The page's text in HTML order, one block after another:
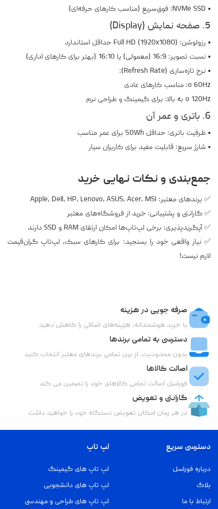
• NVMe SSD: فوق‌سریع (مناسب کارهای حرفه‌ای)
5. صفحه نمایش (Display)
• رزولوشن: Full HD (1920x1080) حداقل استاندارد
• نسبت تصویر: 16:9 (معمولی) یا 16:10 (بهتر برای کارهای اداری)
• نرخ تازه‌سازی (Refresh Rate):
o 60Hz: مناسب کارهای عادی
o 120Hz به بالا: برای گیمینگ و طراحی نرم
6. باتری و عمر آن
• ظرفیت باتری: حداقل 50Wh برای عمر مناسب
• شارژ سریع: قابلیت مفید برای کاربران سیار
جمع‌بندی و نکات نهایی خرید
✅ برندهای معتبر: Apple، Dell، HP، Lenovo، ASUS، Acer، MSI
✅ گارانتی و پشتیبانی: خرید از فروشگاه‌های معتبر
✅ آپگریدپذیری: برخی لپ‌تاپ‌ها امکان ارتقای RAM و SSD دارند
✅ نیاز واقعی خود را بسنجید: برای کارهای سبک، لپ‌تاپ گران‌قیمت
لازم نیست!
صرفه جویی در هزینه
با خرید هوشمندانه، هزینه‌های اضافی را کاهش دهید
دسترسی به تمامی برندها
بدون محدودیت، از بین تمامی برندهای معتبر انتخاب کنید
اصالت کالاها
فوراسل اصالت تمامی کالاهای خود را تضمین می کند
گارانتی و تعویض
در هر زمان امکان تعویض دستگاه خود را خواهید داشت
دسترسی سریع
درباره فوراسل
بلاگ
ارتباط با ما
لپ تاپ
لپ تاپ های گیمینگ
لپ تاپ های دانشجویی
لپ تاپ های طراحی و مهندسی